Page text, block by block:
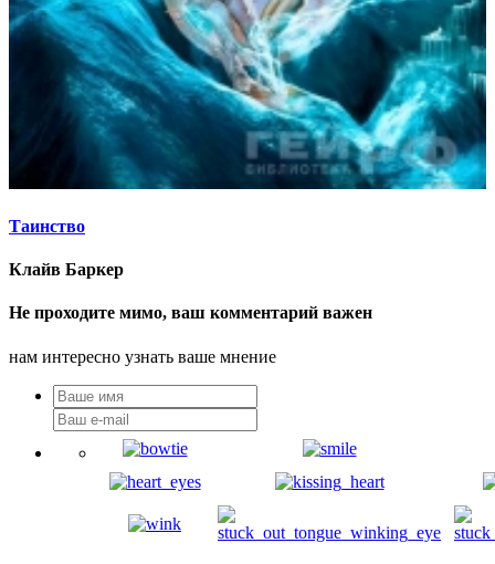
Таинство
Клайв Баркер
Не проходите мимо, ваш комментарий важен
нам интересно узнать ваше мнение